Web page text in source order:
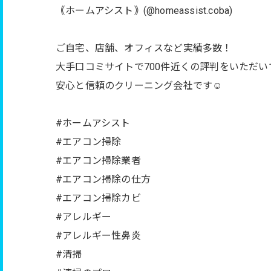
｟ホームアシスト｠(@homeassist.coba)
ご自宅、店舗、オフィスなど実績多数！
大手口コミサイトで700件近くの評判をいただ
安心と信頼のクリーニング会社です☺️
#ホームアシスト
#エアコン掃除
#エアコン掃除業者
#エアコン掃除の仕方
#エアコン掃除カビ
#アレルギー
#アレルギー性鼻炎
#清掃